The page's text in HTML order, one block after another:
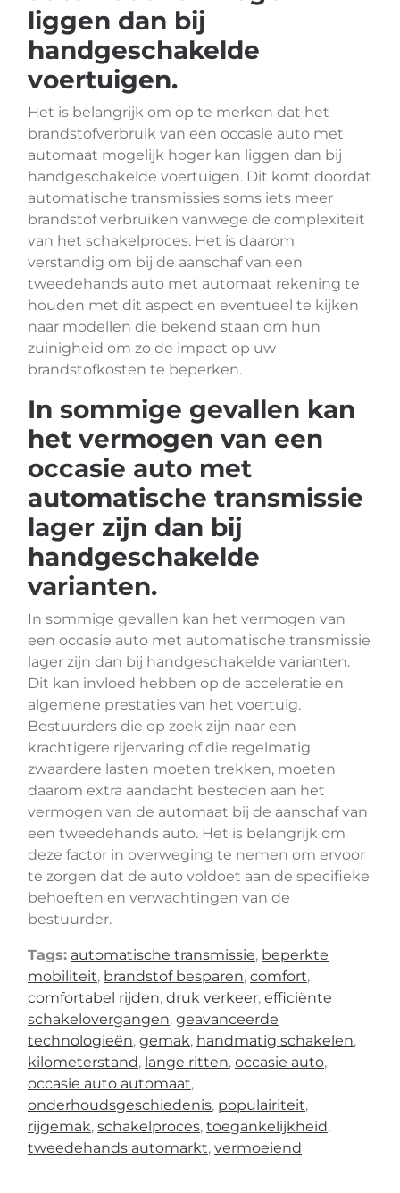
liggen dan bij
handgeschakelde
voertuigen.
Het is belangrijk om op te merken dat het
brandstofverbruik van een occasie auto met
automaat mogelijk hoger kan liggen dan bij
handgeschakelde voertuigen. Dit komt doordat
automatische transmissies soms iets meer
brandstof verbruiken vanwege de complexiteit
van het schakelproces. Het is daarom
verstandig om bij de aanschaf van een
tweedehands auto met automaat rekening te
houden met dit aspect en eventueel te kijken
naar modellen die bekend staan om hun
zuinigheid om zo de impact op uw
brandstofkosten te beperken.
In sommige gevallen kan
het vermogen van een
occasie auto met
automatische transmissie
lager zijn dan bij
handgeschakelde
varianten.
In sommige gevallen kan het vermogen van
een occasie auto met automatische transmissie
lager zijn dan bij handgeschakelde varianten.
Dit kan invloed hebben op de acceleratie en
algemene prestaties van het voertuig.
Bestuurders die op zoek zijn naar een
krachtigere rijervaring of die regelmatig
zwaardere lasten moeten trekken, moeten
daarom extra aandacht besteden aan het
vermogen van de automaat bij de aanschaf van
een tweedehands auto. Het is belangrijk om
deze factor in overweging te nemen om ervoor
te zorgen dat de auto voldoet aan de specifieke
behoeften en verwachtingen van de
bestuurder.
Tags: automatische transmissie, beperkte
mobiliteit, brandstof besparen, comfort,
comfortabel rijden, druk verkeer, efficiënte
schakelovergangen, geavanceerde
technologieën, gemak, handmatig schakelen,
kilometerstand, lange ritten, occasie auto,
occasie auto automaat,
onderhoudsgeschiedenis, populairiteit,
rijgemak, schakelproces, toegankelijkheid,
tweedehands automarkt, vermoeiend